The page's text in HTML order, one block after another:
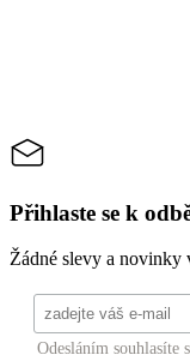
Přihlaste se k
Žádné slevy a novinky
Odesláním souhlasíte